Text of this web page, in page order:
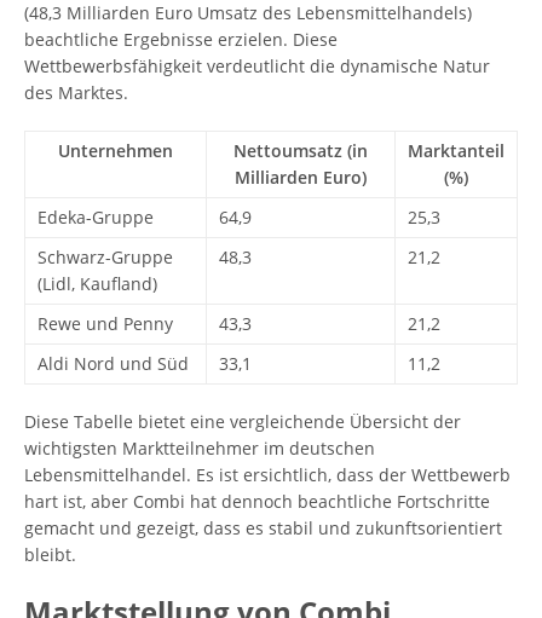
(48,3 Milliarden Euro Umsatz des Lebensmittelhandels)
beachtliche Ergebnisse erzielen. Diese
Wettbewerbsfähigkeit verdeutlicht die dynamische Natur
des Marktes.
Unternehmen
Nettoumsatz (in
Milliarden Euro)
Marktanteil
(%)
Edeka-Gruppe
64,9
25,3
Schwarz-Gruppe
(Lidl, Kaufland)
48,3 21,2
Rewe und Penny 43,3
21,2
Aldi Nord und Süd
33,1 11,2
Diese Tabelle bietet eine vergleichende Übersicht der
wichtigsten Marktteilnehmer im deutschen
Lebensmittelhandel. Es ist ersichtlich, dass der Wettbewerb
hart ist, aber Combi hat dennoch beachtliche Fortschritte
gemacht und gezeigt, dass es stabil und zukunftsorientiert
bleibt.